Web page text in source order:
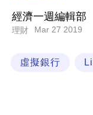
科
技
經濟一週編輯部
理財 Mar 27 2019
虛擬銀行